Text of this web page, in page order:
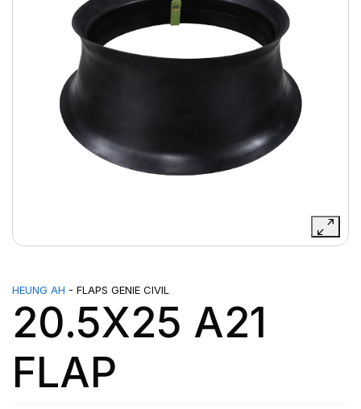
HEUNG AH - FLAPS GENIE CIVIL
20.5X25 A21
FLAP